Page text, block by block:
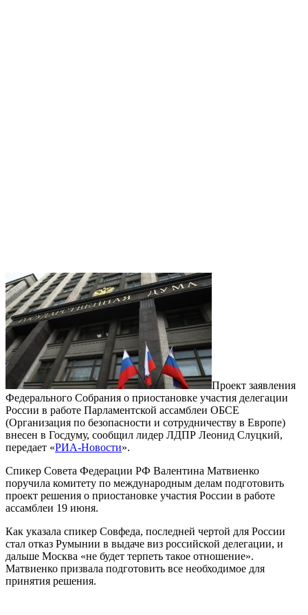
Проект заявления
Федерального Собрания о приостановке участия делегации
России в работе Парламентской ассамблеи ОБСЕ
(Организация по безопасности и сотрудничеству в Европе)
внесен в Госдуму, сообщил лидер ЛДПР Леонид Слуцкий,
передает «РИА-Новости».
Спикер Совета Федерации РФ Валентина Матвиенко
поручила комитету по международным делам подготовить
проект решения о приостановке участия России в работе
ассамблеи 19 июня.
Как указала спикер Совфеда, последней чертой для России
стал отказ Румынии в выдаче виз российской делегации, и
дальше Москва «не будет терпеть такое отношение».
Матвиенко призвала подготовить все необходимое для
принятия решения.